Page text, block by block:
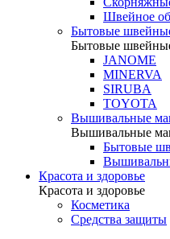
Швейное
Бытовые
Бытовые
JANOME
MINERVA
SIRUBA
TOYOTA
Вышивальные
Вышивальные
Бытовые
Красота и здоровье
Красота и здоровье
Косметика
Средства защиты